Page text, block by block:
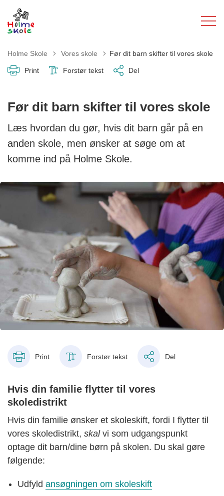
Holme Skole Tilbage til
Vores skole Før dit barn skifter til vores skole
Print Forstør tekst Del
Før dit barn skifter til vores skole
Læs hvordan du gør, hvis dit barn går på en
anden skole, men ønsker at søge om at
komme ind på Holme Skole.
Print Forstør tekst Del
Hvis din familie flytter til vores
skoledistrikt
Hvis din familie ønsker et skoleskift, fordi I flytter til
vores skoledistrikt, skal vi som udgangspunkt
optage dit barn/dine børn på skolen. Du skal gøre
følgende:
Udfyld ansøgningen om skoleskift